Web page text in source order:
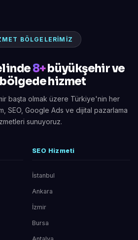
BÖLGELERIMIZ
8+büyükşehir ve
hizmet
başta olmak üzere Türkiye'nin her
SEO, Google Ads ve dijital pazarlama
sunuyoruz.
SEO Hizmeti
İstanbul
Ankara
İzmir
Bursa